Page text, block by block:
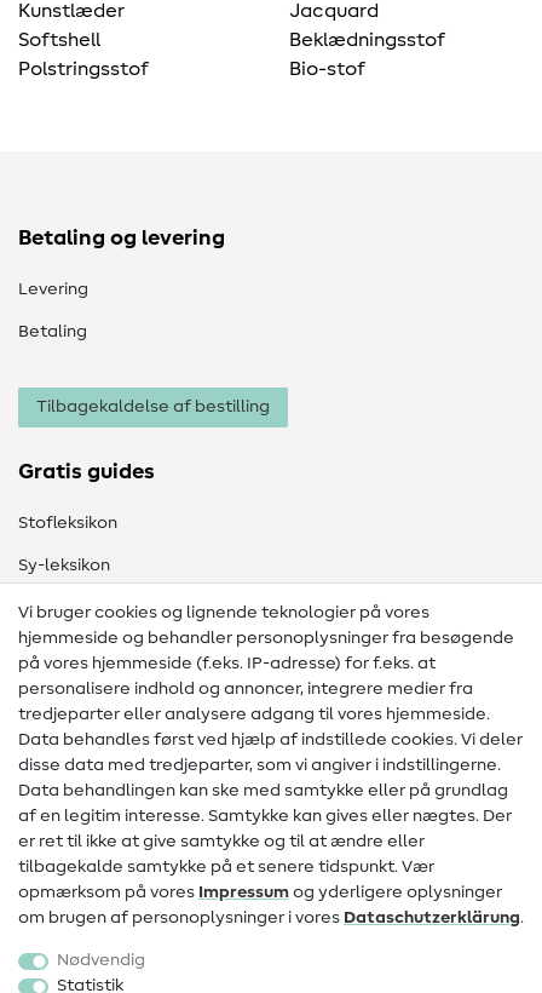
Kunstlæder
Softshell
Polstringsstof
Jacquard
Beklædningsstof
Bio-stof
Betaling og levering
Levering
Betaling
Tilbagekaldelse af bestilling
Gratis guides
Stofleksikon
Sy-leksikon
Syvejledninger
Hjælp & kontakt
Kontakt
Information om ændring af operatør
FAQ
Fortrydelsesret
Populært
Sytilbehør
Vi bruger cookies og lignende teknologier på vores
hjemmeside og behandler personoplysninger fra besøgende
på vores hjemmeside (f.eks. IP-adresse) for f.eks. at
personalisere indhold og annoncer, integrere medier fra
tredjeparter eller analysere adgang til vores hjemmeside.
Data behandles først ved hjælp af indstillede cookies. Vi deler
disse data med tredjeparter, som vi angiver i indstillingerne.
Data behandlingen kan ske med samtykke eller på grundlag
af en legitim interesse. Samtykke kan gives eller nægtes. Der
er ret til ikke at give samtykke og til at ændre eller
tilbagekalde samtykke på et senere tidspunkt. Vær
opmærksom på vores Impressum og yderligere oplysninger
om brugen af personoplysninger i vores Data­schutz­erklärung.
Nødvendig
Statistik